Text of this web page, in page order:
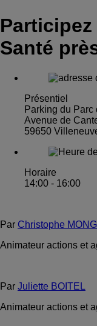
Santé
Présentiel
Parking du Parc
Avenue de
59650
Horaire
14:00 - 16:00
Par Christophe
Animateur actions et
Par Juliette BOITEL
Animateur actions et